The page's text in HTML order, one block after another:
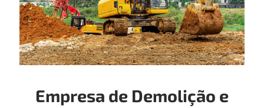
Empresa de Demolição e